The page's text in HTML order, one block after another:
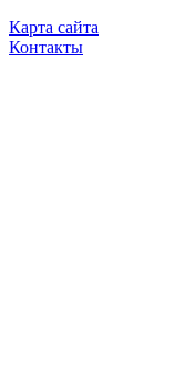
Карта сайта
Контакты